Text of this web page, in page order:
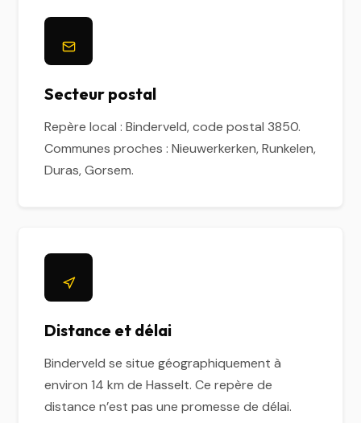
Secteur postal
Repère local : Binderveld, code postal 3850.
Communes proches : Nieuwerkerken, Runkelen,
Duras, Gorsem.
Distance et délai
Binderveld se situe géographiquement à
environ 14 km de Hasselt. Ce repère de
distance n’est pas une promesse de délai.